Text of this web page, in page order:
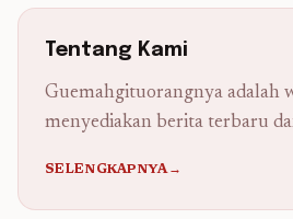
Tentang Kami
Guemahgituorangnya adalah
menyediakan berita terbaru
SELENGKAPNYA→